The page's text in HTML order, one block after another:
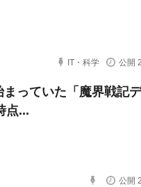
IT・科学 公開
っていた「魔界戦記
点...
公開